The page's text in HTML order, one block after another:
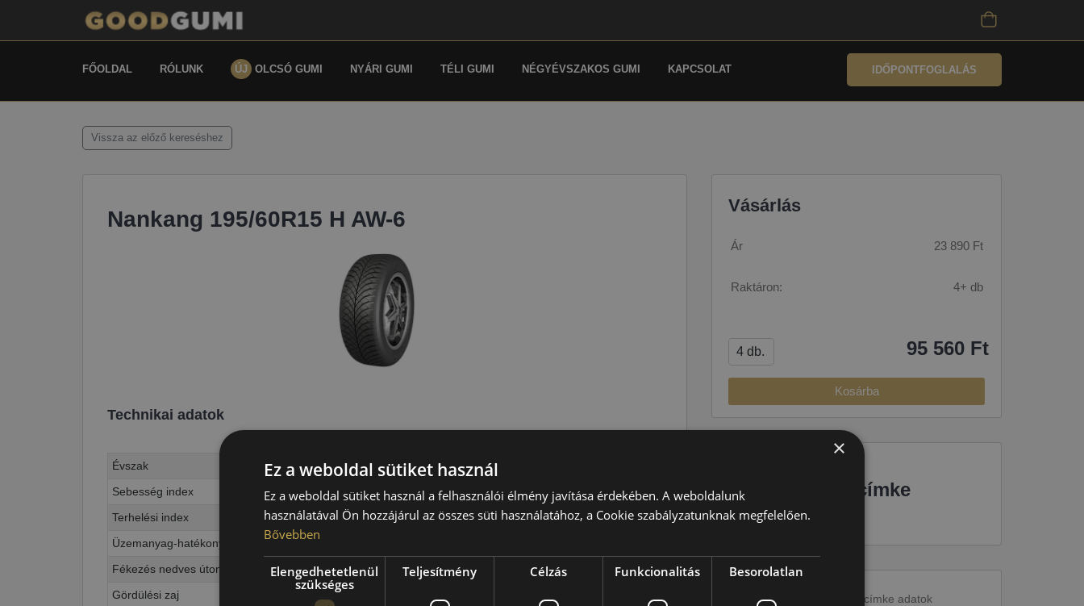
FŐOLDAL RÓLUNK ÚJ OLCSÓ GUMI NYÁRI GUMI TÉLI GUMI NÉGYÉVSZAKOS GUMI KAPCSOLAT IDŐPONTFOGLALÁS
Vissza az előző kereséshez
Nankang 195/60R15 H AW-6
Technikai adatok
Évszak
Négyévszakos
Sebesség index
H=210 km/h
Terhelési index
88=560kg
Üzemanyag-hatékonyság
Fékezés nedves úton
Gördülési zaj
Vásárlás
Ár 23 890 Ft
Raktáron: 4+ db
95 560 Ft
Kosárba
EU-s abroncscímke
Figyelem a feltüntetett címke adatok
×
Ez a weboldal sütiket használ
Ez a weboldal sütiket használ a felhasználói élmény javítása érdekében. A weboldalunk
használatával Ön hozzájárul az összes süti használatához, a Cookie szabályzatunknak megfelelően.
Bővebben
Elengedhetetlenül
szükséges
Teljesítmény Célzás Funkcionalitás Besorolatlan